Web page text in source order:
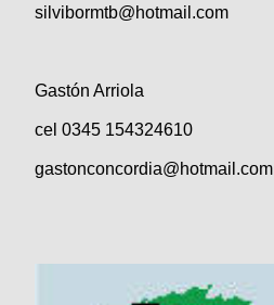
silvibormtb@hotmail.com
Gastón Arriola
cel 0345 154324610
gastonconcordia@hotmail.com